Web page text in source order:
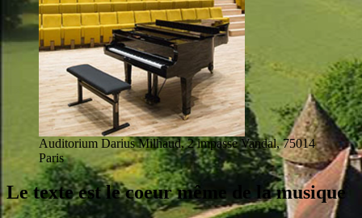
Auditorium Darius Milhaud, 2 impasse Vandal, 75014
Paris
Le texte est le coeur même de la musique